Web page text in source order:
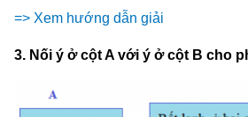
=> Xem hướng dẫn giải
3. Nối ý ở cột A với ý ở cột B cho